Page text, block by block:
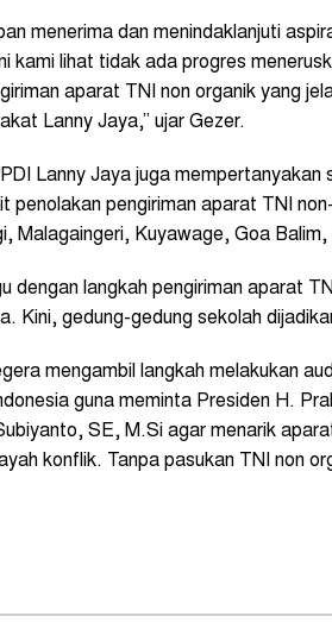
menerima dan menindaklanjuti
kami lihat tidak ada progres
aparat TNI non organik yang
Lanny Jaya,” ujar Gezer.
Lanny Jaya juga mempertanyakan
penolakan pengiriman aparat TNI
Malagaingeri, Kuyawage, Goa
dengan langkah pengiriman aparat
Kini, gedung-gedung sekolah
mengambil langkah melakukan
guna meminta Presiden H.
SE, M.Si agar menarik
konflik. Tanpa pasukan TNI non